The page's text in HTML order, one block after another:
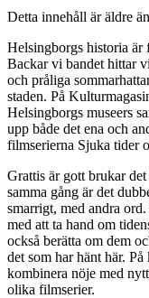
Detta innehåll är äldre
Helsingborgs historia är
Backar vi bandet hittar
och pråliga
staden. På
Helsingborgs museers
upp både det ena och
filmserierna Sjuka tider
Grattis är gott brukar
samma gång är det
smarrigt, med andra
med att ta hand om
också berätta om dem
det som har hänt här.
kombinera nöje med
olika filmserier.